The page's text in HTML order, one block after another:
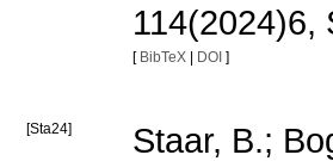
114(2024)6,
[ BibTeX| DOI ]
[Sta24]
Staar, B.;